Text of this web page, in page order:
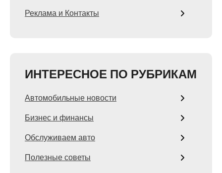
Реклама и Контакты
ИНТЕРЕСНОЕ ПО РУБРИКАМ
Автомобильные новости
Бизнес и финансы
Обслуживаем авто
Полезные советы